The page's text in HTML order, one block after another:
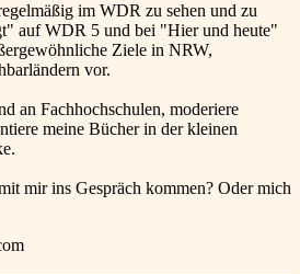
im WDR zu sehen und zu
auf WDR 5 und bei "Hier und heute"
Ziele in NRW,
vor.
an Fachhochschulen, moderiere
meine Bücher in der kleinen
mir ins Gespräch kommen? Oder mich